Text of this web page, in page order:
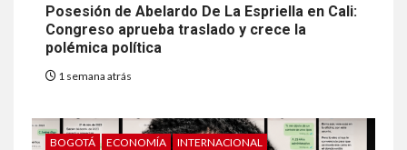
Posesión de Abelardo De La Espriella en Cali:
Congreso aprueba traslado y crece la
polémica política
1 semana atrás
BOGOTÁ ECONOMÍA
INTERNACIONAL